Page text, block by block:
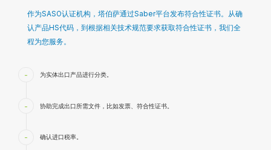
作为SASO认证机构，塔伯萨通过Saber平台发布符合性证书。从确
认产品HS代码，到根据相关技术规范要求获取符合性证书，我们全
程为您服务。
- 为实体出口产品进行分类。
- 协助完成出口所需文件，比如发票、符合性证书。
- 确认进口税率。